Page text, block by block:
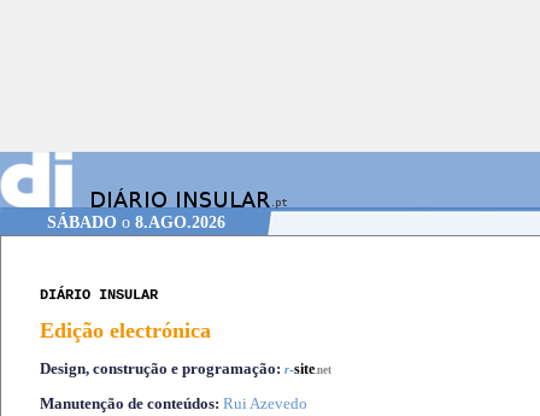
SÁBADOo 8.AGO.2026
DIÁRIO INSULAR
Edição electrónica
Design, construção e programação: r-site.net
Manutenção de conteúdos: Rui Azevedo